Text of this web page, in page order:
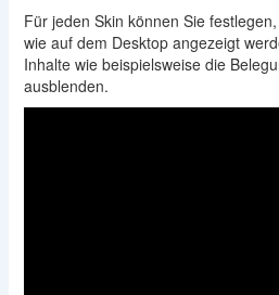
Für jeden Skin können Sie
wie auf dem Desktop angezeigt
Inhalte wie beispielsweise die
ausblenden.